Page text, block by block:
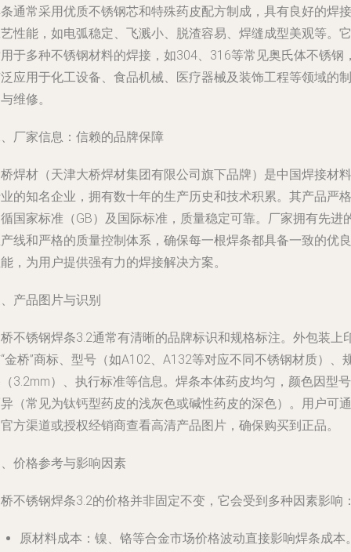
通常采用优质不锈钢芯和特殊药皮配方制成，具有良好的焊接
性能，如电弧稳定、飞溅小、脱渣容易、焊缝成型美观等。它
于多种不锈钢材料的焊接，如304、316等常见奥氏体不锈钢
应用于化工设备、食品机械、医疗器械及装饰工程等领域的制
维修。
厂家信息：信赖的品牌保障
焊材（天津大桥焊材集团有限公司旗下品牌）是中国焊接材料
的知名企业，拥有数十年的生产历史和技术积累。其产品严格
国家标准（GB）及国际标准，质量稳定可靠。厂家拥有先进
线和严格的质量控制体系，确保每一根焊条都具备一致的优良
，为用户提供强有力的焊接解决方案。
产品图片与识别
不锈钢焊条3.2通常有清晰的品牌标识和规格标注。外包装上
金桥”商标、型号（如A102、A132等对应不同不锈钢材质）、
3.2mm）、执行标准等信息。焊条本体药皮均匀，颜色因型号
（常见为钛钙型药皮的浅灰色或碱性药皮的深色）。用户可通
方渠道或授权经销商查看高清产品图片，确保购买到正品。
价格参考与影响因素
不锈钢焊条3.2的价格并非固定不变，它会受到多种因素影响
原材料成本 ：镍、铬等合金市场价格波动直接影响焊条成本